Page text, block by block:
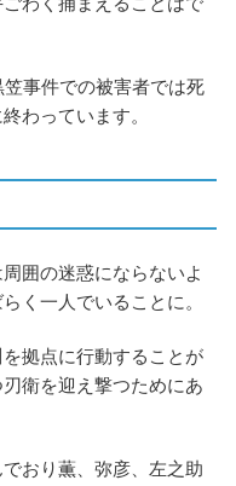
事件での被害者では死
わっています。
囲の迷惑にならないよ
く一人でいることに。
拠点に行動することが
衛を迎え撃つためにあ
おり薫、弥彦、左之助